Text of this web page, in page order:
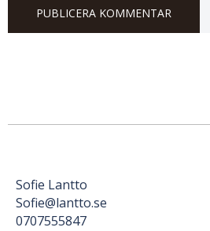
Sofie Lantto
Sofie@lantto.se
0707555847